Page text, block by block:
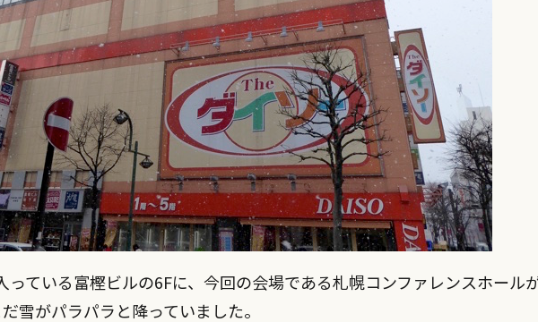
ている富樫ビルの6Fに、今回の会場である札幌コンファレンスホール
雪がパラパラと降っていました。